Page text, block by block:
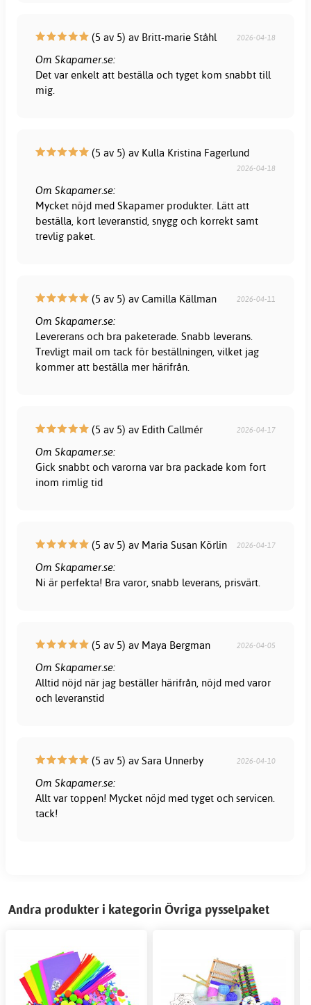
(5 av 5) av Britt-marie Ståhl 2026-04-18
Om Skapamer.se:
Det var enkelt att beställa och tyget kom snabbt till
mig.
(5 av 5) av Kulla Kristina Fagerlund
2026-04-18
Om Skapamer.se:
Mycket nöjd med Skapamer produkter. Lätt att
beställa, kort leveranstid, snygg och korrekt samt
trevlig paket.
(5 av 5) av Camilla Källman 2026-04-11
Om Skapamer.se:
Levererans och bra paketerade. Snabb leverans.
Trevligt mail om tack för beställningen, vilket jag
kommer att beställa mer härifrån.
(5 av 5) av Edith Callmér 2026-04-17
Om Skapamer.se:
Gick snabbt och varorna var bra packade kom fort
inom rimlig tid
(5 av 5) av Maria Susan Körlin 2026-04-17
Om Skapamer.se:
Ni är perfekta! Bra varor, snabb leverans, prisvärt.
(5 av 5) av Maya Bergman 2026-04-05
Om Skapamer.se:
Alltid nöjd när jag beställer härifrån, nöjd med varor
och leveranstid
(5 av 5) av Sara Unnerby 2026-04-10
Om Skapamer.se:
Allt var toppen! Mycket nöjd med tyget och servicen.
tack!
Andra produkter i kategorin Övriga pysselpaket